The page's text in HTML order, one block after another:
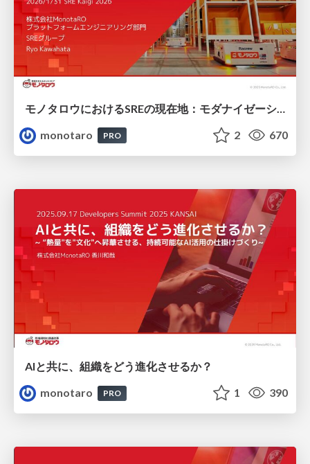
monotaro
PRO 2 670
AIと共に、組織をどう進化させるか？
monotaro
PRO 1 390